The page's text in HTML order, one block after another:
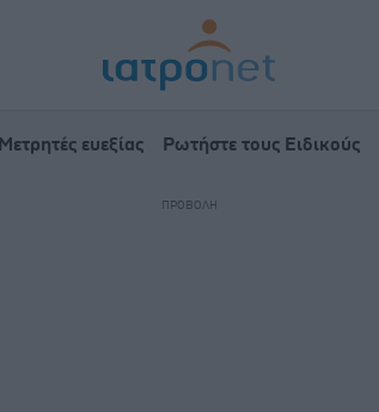
Μετρητές ευεξίας Ρωτήστε τους Ειδικούς